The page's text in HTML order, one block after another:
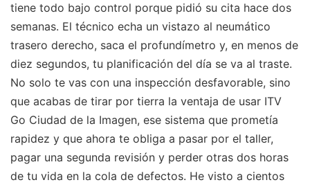
tiene todo bajo control porque pidió su cita hace dos
semanas. El técnico echa un vistazo al neumático
trasero derecho, saca el profundímetro y, en menos de
diez segundos, tu planificación del día se va al traste.
No solo te vas con una inspección desfavorable, sino
que acabas de tirar por tierra la ventaja de usar ITV
Go Ciudad de la Imagen, ese sistema que prometía
rapidez y que ahora te obliga a pasar por el taller,
pagar una segunda revisión y perder otras dos horas
de tu vida en la cola de defectos. He visto a cientos